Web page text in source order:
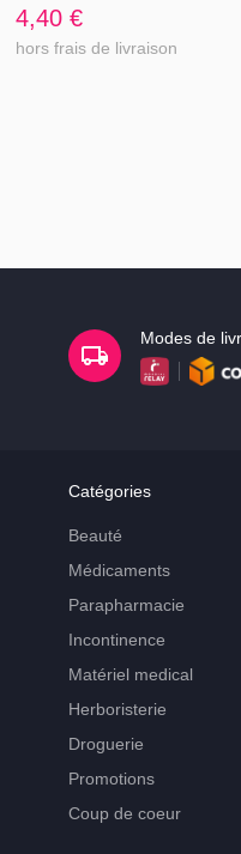
4,40 €
hors frais de livraison
Modes de
Catégories
Beauté
Médicaments
Parapharmacie
Incontinence
Matériel medical
Herboristerie
Droguerie
Promotions
Coup de coeur